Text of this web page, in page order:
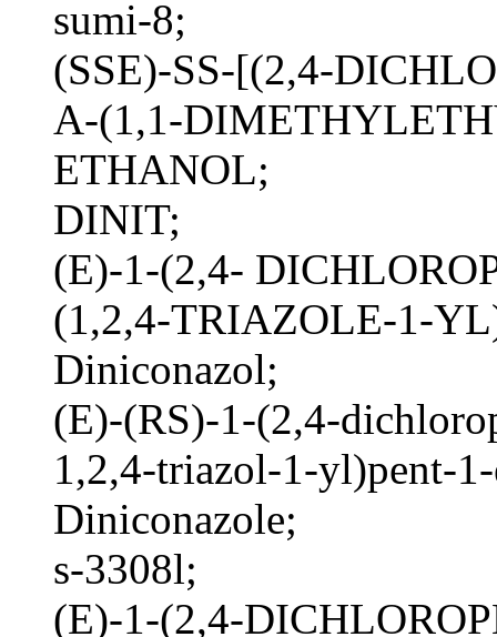
sumi-8;
(SSE)-SS-[(2,4-
A-(1,1-
ETHANOL;
DINIT;
(E)-1-(2,4-
(1,2,4-TRIAZOLE-1-
Diniconazol;
(E)-(RS)-1-(2,4-
1,2,4-triazol-1-yl)pent-
Diniconazole;
s-3308l;
(E)-1-(2,4-